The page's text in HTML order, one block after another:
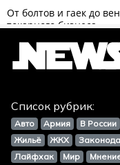
Список рубрик:
Авто Армия В России
Жильё
ЖКХ
Лайфхак
Мир